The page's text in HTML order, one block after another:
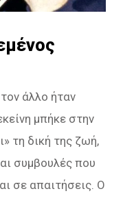
άλλο ήταν
μπήκε στην
τη δική της ζωή,
συμβουλές που
σε απαιτήσεις. Ο